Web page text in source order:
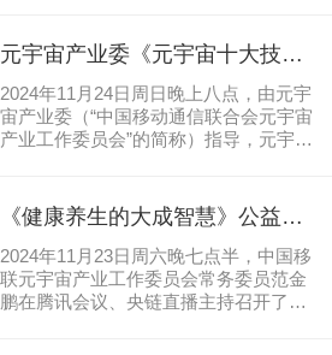
元宇宙产业委《元宇宙十大技
术》培训班第84期：陈清华《让
系统科学赋能我们的学习工作与
生活》
2024年11月24日周日晚上八点，由元宇
宙产业委（“中国移动通信联合会元宇宙
产业工作委员会”的简称）指导，元宇宙
毓睿创办的“燕园叶话”《元宇宙十大技
术》培训班进行到第84期。微信视频号
乐生活与爱IT、央链直播、DOIT、零壹
财经、智能制造万里行、icloser社交元
宇宙、web3马甲哥、察访区块链、蔻享
《健康养生的大成智慧》公益读
书分享会活动第42期
2024年11月23日周六晚七点半，中国移
联元宇宙产业工作委员会常务委员范金
鹏在腾讯会议、央链直播主持召开了